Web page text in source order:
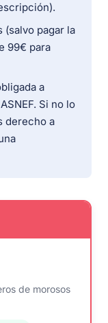
(salvo pagar la
99€ para
a
Si no lo
derecho a
de morosos